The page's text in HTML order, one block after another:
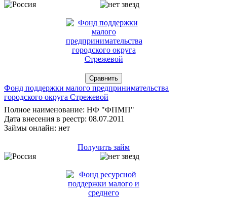
Фонд поддержки малого предпринимательства
городского округа Стрежевой
Полное наименование: НФ "ФПМП"
Дата внесения в реестр: 08.07.2011
Займы онлайн: нет
Получить займ